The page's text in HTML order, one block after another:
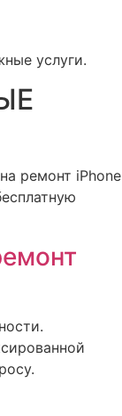
услуги.
ремонт iPhone